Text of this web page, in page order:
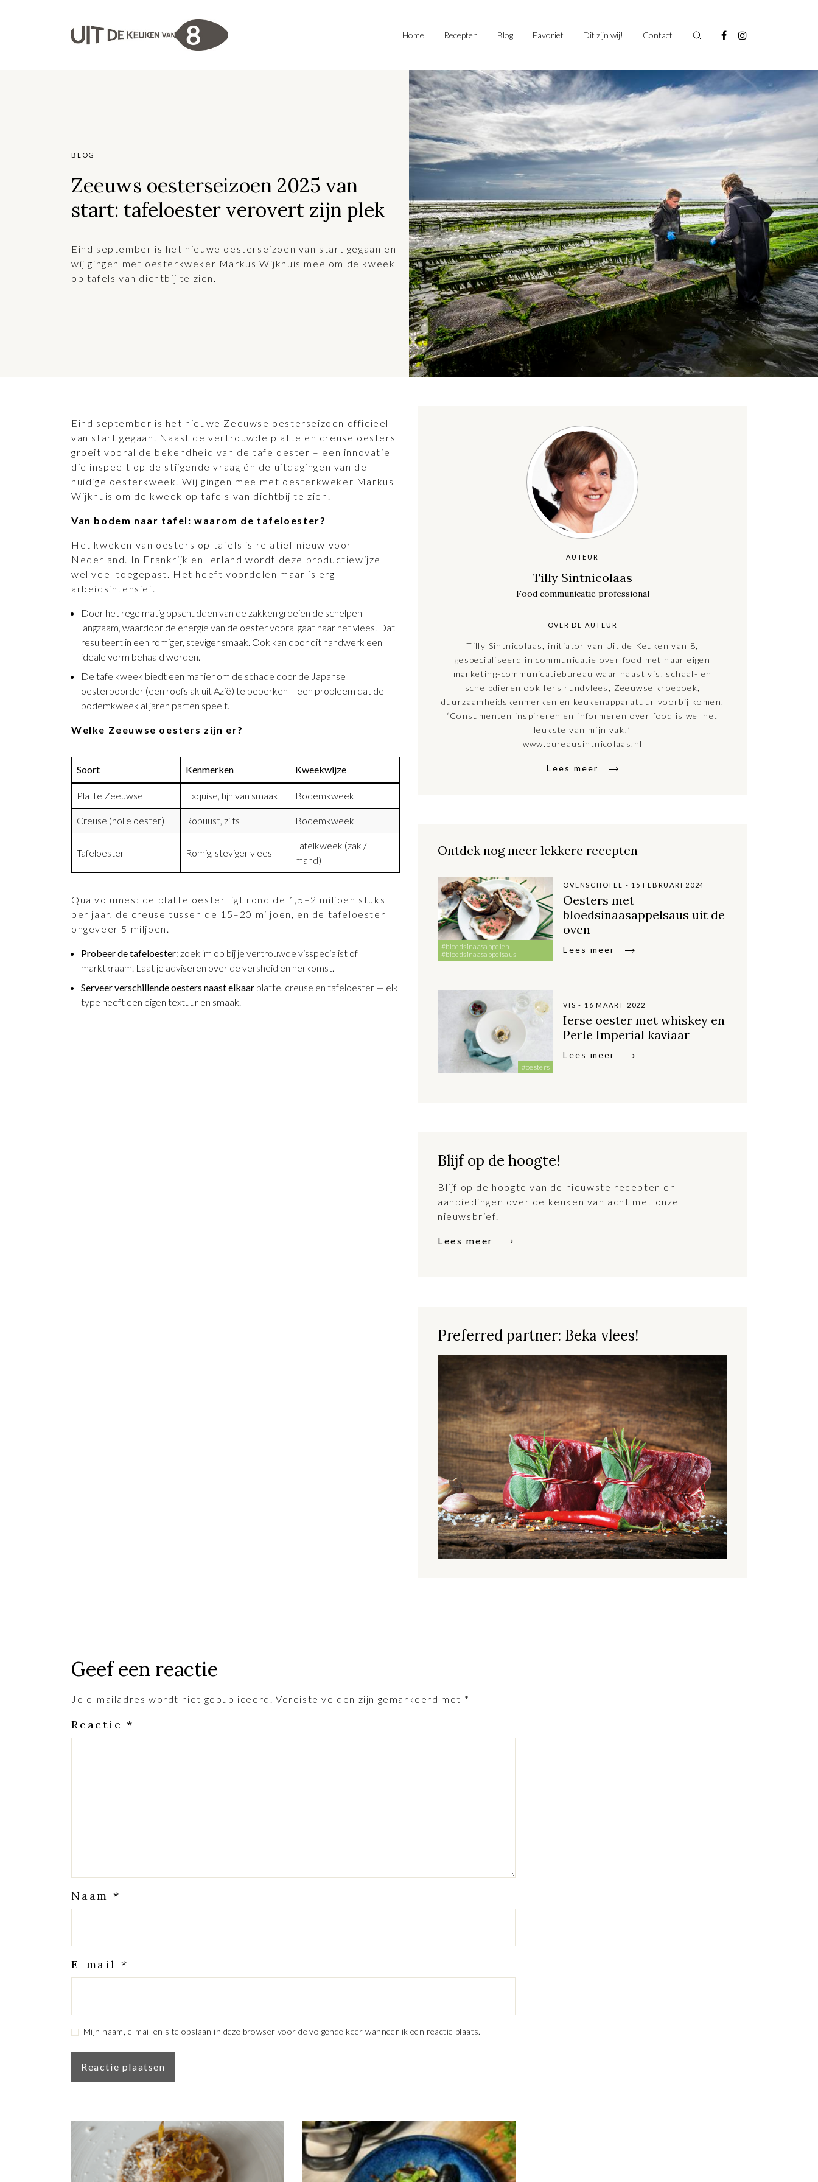
Home Recepten Blog Favoriet Dit zijn wij! Contact
BLOG
Zeeuws oesterseizoen 2025 van
start: tafeloester verovert zijn plek
Eind september is het nieuwe oesterseizoen van start gegaan en
wij gingen met oesterkweker Markus Wijkhuis mee om de kweek
op tafels van dichtbij te zien.
Eind september is het nieuwe Zeeuwse oesterseizoen officieel
van start gegaan. Naast de vertrouwde platte en creuse oesters
groeit vooral de bekendheid van de tafeloester – een innovatie
die inspeelt op de stijgende vraag én de uitdagingen van de
huidige oesterkweek. Wij gingen mee met oesterkweker Markus
Wijkhuis om de kweek op tafels van dichtbij te zien.
Van bodem naar tafel: waarom de tafeloester?
Het kweken van oesters op tafels is relatief nieuw voor
Nederland. In Frankrijk en Ierland wordt deze productiewijze
wel veel toegepast. Het heeft voordelen maar is erg
arbeidsintensief.
Door het regelmatig opschudden van de zakken groeien de schelpen
langzaam, waardoor de energie van de oester vooral gaat naar het vlees. Dat
resulteert in een romiger, steviger smaak. Ook kan door dit handwerk een
ideale vorm behaald worden.
De tafelkweek biedt een manier om de schade door de Japanse
oesterboorder (een roofslak uit Azië) te beperken – een probleem dat de
bodemkweek al jaren parten speelt.
Welke Zeeuwse oesters zijn er?
Soort Kenmerken Kweekwijze
Platte Zeeuwse Exquise, fijn van smaak Bodemkweek
Creuse (holle oester) Robuust, zilts Bodemkweek
Tafeloester Romig, steviger vlees
Tafelkweek (zak /
mand)
Qua volumes: de platte oester ligt rond de 1,5–2 miljoen stuks
per jaar, de creuse tussen de 15–20 miljoen, en de tafeloester
ongeveer 5 miljoen.
Probeer de tafeloester: zoek ‘m op bij je vertrouwde visspecialist of
marktkraam. Laat je adviseren over de versheid en herkomst.
Serveer verschillende oesters naast elkaar platte, creuse en tafeloester — elk
type heeft een eigen textuur en smaak.
AUTEUR
Tilly Sintnicolaas
Food communicatie professional
OVER DE AUTEUR
Tilly Sintnicolaas, initiator van Uit de Keuken van 8,
gespecialiseerd in communicatie over food met haar eigen
marketing-communicatiebureau waar naast vis, schaal- en
schelpdieren ook Iers rundvlees, Zeeuwse kroepoek,
duurzaamheidskenmerken en keukenapparatuur voorbij komen.
‘Consumenten inspireren en informeren over food is wel het
leukste van mijn vak!’
www.bureausintnicolaas.nl
Lees meer
Ontdek nog meer lekkere recepten
#bloedsinaasappelen
#bloedsinaasappelsaus
OVENSCHOTEL - 15 FEBRUARI 2024
Oesters met
bloedsinaasappelsaus uit de
oven
Lees meer
#oesters
VIS - 16 MAART 2022
Ierse oester met whiskey en
Perle Imperial kaviaar
Lees meer
Blijf op de hoogte!
Blijf op de hoogte van de nieuwste recepten en
aanbiedingen over de keuken van acht met onze
nieuwsbrief.
Lees meer
Preferred partner: Beka vlees!
Geef een reactie
Je e-mailadres wordt niet gepubliceerd. Vereiste velden zijn gemarkeerd met *
Reactie*
Naam *
E-mail *
Mijn naam, e-mail en site opslaan in deze browser voor de volgende keer wanneer ik een reactie plaats.